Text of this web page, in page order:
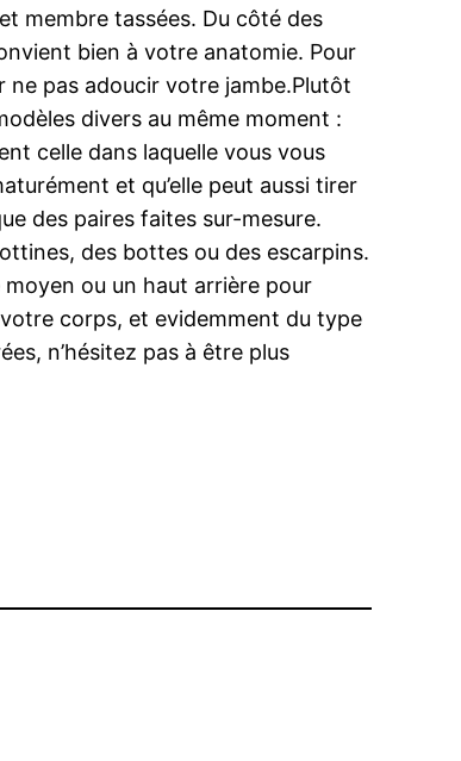
membre tassées. Du côté des
bien à votre anatomie. Pour
ne pas adoucir votre jambe.Plutôt
divers au même moment :
celle dans laquelle vous vous
et qu’elle peut aussi tirer
des paires faites sur-mesure.
des bottes ou des escarpins.
ou un haut arrière pour
corps, et evidemment du type
n’hésitez pas à être plus